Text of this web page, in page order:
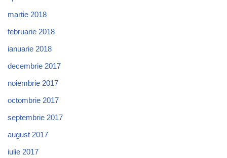
martie 2018
februarie 2018
ianuarie 2018
decembrie 2017
noiembrie 2017
octombrie 2017
septembrie 2017
august 2017
iulie 2017